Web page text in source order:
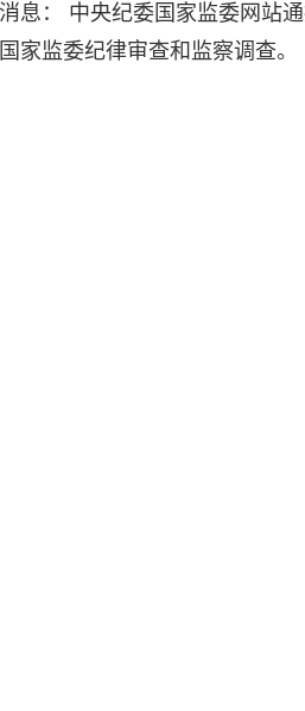
息： 中央纪委国家监委网站
家监委纪律审查和监察调查。